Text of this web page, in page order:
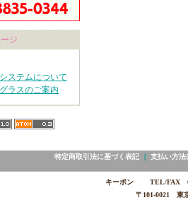
ジ
ステムについて
ラスのご案内
特定商取引法に基づく表記｜ 支払い方法
キーポン TEL/FAX
〒101-0021 東